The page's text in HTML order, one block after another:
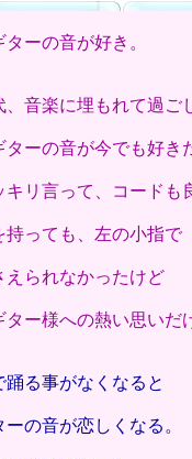
ーの音が好き。
、音楽に埋もれて過ご
ターの音が今でも好き
キリ言って、コードも
持っても、左の小指で
えられなかったけど
ター様への熱い思いだ
踊る事がなくなると
ーの音が恋しくなる。